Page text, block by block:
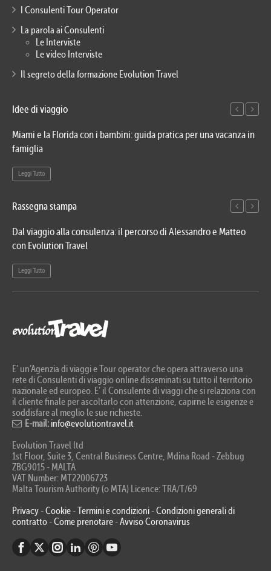
I Consulenti Tour Operator
La parola ai Consulenti
Le Interviste
Le video Interviste
Il segreto della formazione Evolution Travel
Idee di viaggio
Miami e la Florida con i bambini: guida pratica per una vacanza in
famiglia
Leggi Tutto
Rassegna stampa
Dal viaggio alla consulenza: il percorso di Alessandro e Matteo
con Evolution Travel
Leggi Tutto
E' un’Agenzia di viaggi e Tour operator che opera attraverso una
rete di Consulenti di viaggio online disseminati su tutto il territorio
nazionale ed europeo. E’ il Consulente di viaggi che si relaziona con
il cliente finale per ascoltarlo con attenzione, capirne le esigenze e
soddisfare al meglio le sue richieste.
E-mail: info@evolutiontravel.it
Evolution Travel ltd
1st Floor, Suite 3, Central Business Centre, Mdina Road - Zebbug
ZBG9015 - MALTA
VAT Number: MT22006723
Malta Tourism Authority (o MTA) Licence: TRA/T/69
Privacy -Cookie -Termini e condizioni -Condizioni generali di
contratto -Come prenotare -Avviso Coronavirus